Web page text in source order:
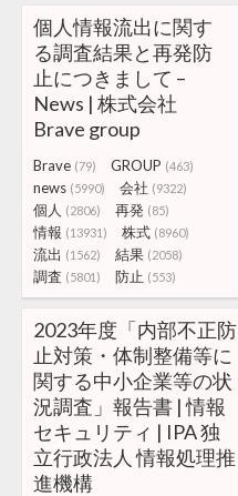
個人情報流出に関す
る調査結果と再発防
止につきまして –
News | 株式会社
Brave group
Brave (79) GROUP (463)
news (5990) 会社 (9322)
個人 (2806) 再発 (85)
情報 (13931) 株式 (8960)
流出 (1562) 結果 (2058)
調査 (5801) 防止 (553)
2023年度「内部不正防
止対策・体制整備等に
関する中小企業等の状
況調査」報告書 | 情報
セキュリティ | IPA 独
立行政法人 情報処理推
進機構